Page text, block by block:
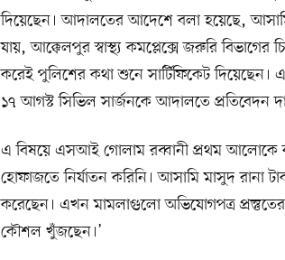
দিয়েছেন। আদালতের আদেশে বলা হয়েছে,
যায়, আক্কেলপুর স্বাস্থ্য কমপ্লেক্সে জরুরি বিভাগের
করেই পুলিশের কথা শুনে সার্টিফিকেট দিয়েছেন।
১৭ আগস্ট সিভিল সার্জনকে আদালতে প্রতিবেদন
এ বিষয়ে এসআই গোলাম রব্বানী প্রথম
হোফাজতে নির্যাতন করিনি। আসামি মাসুদ রানা
করেছেন। এখন মামলাগুলো অভিযোগপত্র প্রস্তুতের
কৌশল খুঁজছেন।’